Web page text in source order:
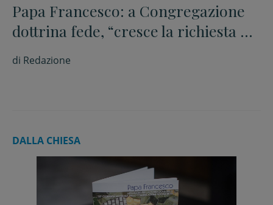
Papa Francesco: a Congregazione
dottrina fede, “cresce la richiesta di
eutanasia”, ma “la vita umana
possiede una dignità che la rende
di Redazione
DALLA CHIESA